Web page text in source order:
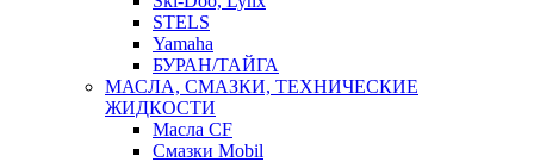
STELS
Yamaha
БУРАН/ТАЙГА
МАСЛА, СМАЗКИ, ТЕХНИЧЕСКИЕ
ЖИДКОСТИ
Масла CF
Смазки Mobil